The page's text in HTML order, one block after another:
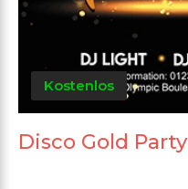
Kostenlos
Disco Gold Party